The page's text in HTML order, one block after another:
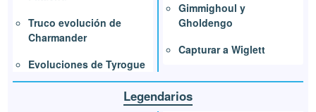
Truco evolución de
Charmander
Evoluciones de Tyrogue
Gimmighoul y
Gholdengo
Capturar a Wiglett
Legendarios